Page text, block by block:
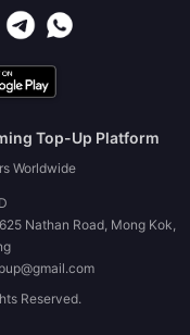
Top-Up Platform
Worldwide
Nathan Road, Mong Kok,
Reserved.